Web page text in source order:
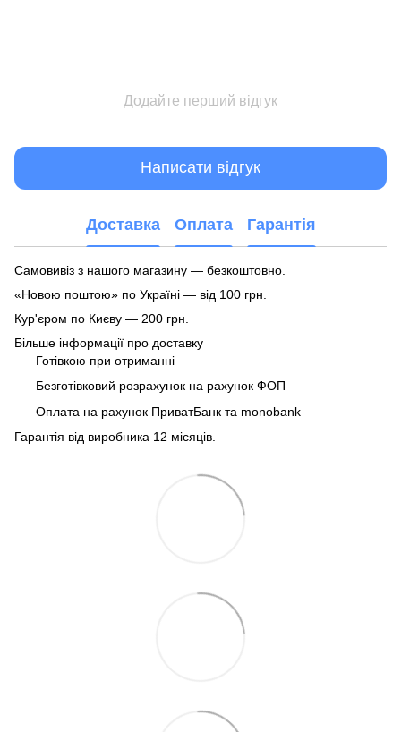
Додайте перший відгук
Написати відгук
Доставка Оплата Гарантія
Самовивіз з нашого магазину — безкоштовно.
«Новою поштою» по Україні — від 100 грн.
Кур'єром по Києву — 200 грн.
Більше інформації про доставку
Готівкою при отриманні
Безготівковий розрахунок на рахунок ФОП
Оплата на рахунок ПриватБанк та monobank
Гарантія від виробника 12 місяців.